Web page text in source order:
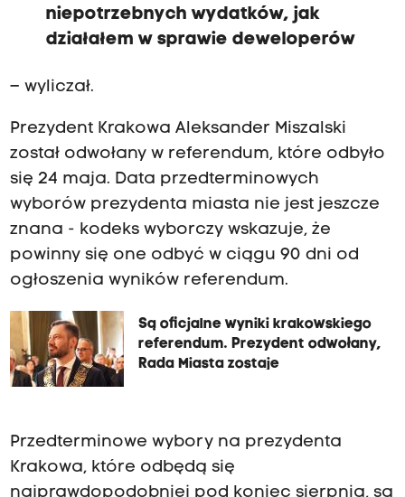
niepotrzebnych wydatków, jak
działałem w sprawie deweloperów
– wyliczał.
Prezydent Krakowa Aleksander Miszalski
został odwołany w referendum, które odbyło
się 24 maja. Data przedterminowych
wyborów prezydenta miasta nie jest jeszcze
znana - kodeks wyborczy wskazuje, że
powinny się one odbyć w ciągu 90 dni od
ogłoszenia wyników referendum.
Są oficjalne wyniki krakowskiego
referendum. Prezydent odwołany,
Rada Miasta zostaje
Przedterminowe wybory na prezydenta
Krakowa, które odbędą się
najprawdopodobniej pod koniec sierpnia, są